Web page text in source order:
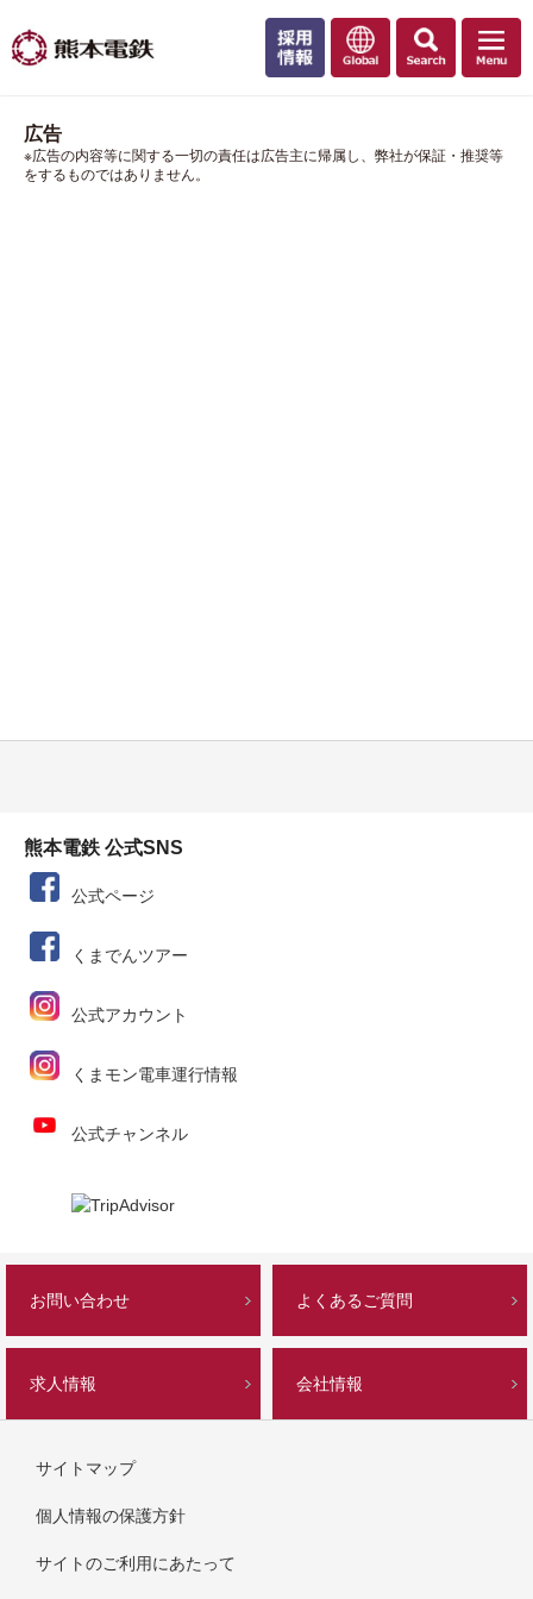
広告
※広告の内容等に関する一切の責任は広告主に帰属し、弊社が保証・推奨等
をするものではありません。
熊本電鉄 公式SNS
公式ページ
くまでんツアー
公式アカウント
くまモン電車運行情報
公式チャンネル
お問い合わせ よくあるご質問
求人情報 会社情報
サイトマップ
個人情報の保護方針
サイトのご利用にあたって